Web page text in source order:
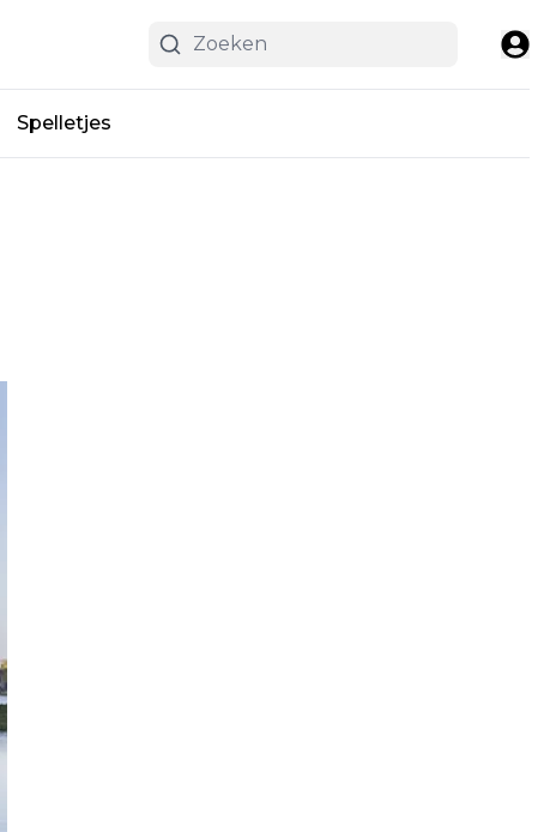
Spelletjes